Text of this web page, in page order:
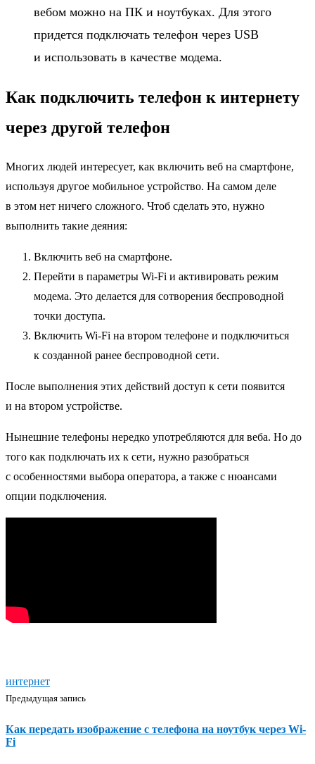
вебом можно на ПК и ноутбуках. Для этого
придется подключать телефон через USB
и использовать в качестве модема.
Как подключить телефон к интернету
через другой телефон
Многих людей интересует, как включить веб на смартфоне,
используя другое мобильное устройство. На самом деле
в этом нет ничего сложного. Чтоб сделать это, нужно
выполнить такие деяния:
Включить веб на смартфоне.
Перейти в параметры Wi-Fi и активировать режим
модема. Это делается для сотворения беспроводной
точки доступа.
Включить Wi-Fi на втором телефоне и подключиться
к созданной ранее беспроводной сети.
После выполнения этих действий доступ к сети появится
и на втором устройстве.
Нынешние телефоны нередко употребляются для веба. Но до
того как подключать их к сети, нужно разобраться
с особенностями выбора оператора, а также с нюансами
опции подключения.
интернет
Предыдущая запись
Как передать изображение с телефона на ноутбук через Wi-
Fi